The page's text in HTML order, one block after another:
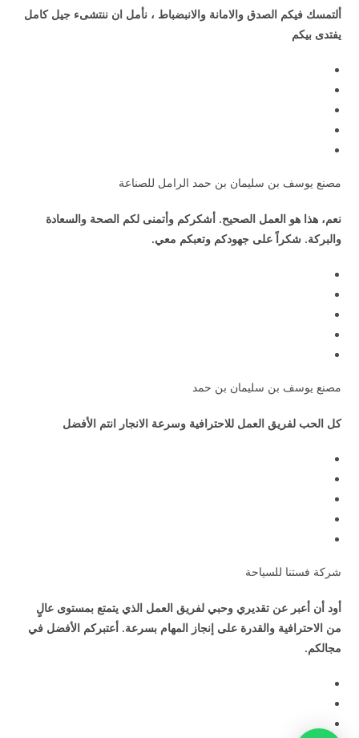
ألتمسك فيكم الصدق والامانة والانبضباط ، نأمل ان ننتشىء جيل كامل
يفتدى بيكم
مصنع يوسف بن سليمان بن حمد الرامل للصناعة
نعم، هذا هو العمل الصحيح. أشكركم وأتمنى لكم الصحة والسعادة
والبركة. شكراً على جهودكم وتعبكم معي.
مصنع يوسف بن سليمان بن حمد
كل الحب لفريق العمل للاحترافية وسرعة الانجار انتم الأفضل
شركة فستنا للسياحة
أود أن أعبر عن تقديري وحبي لفريق العمل الذي يتمتع بمستوى عالٍ
من الاحترافية والقدرة على إنجاز المهام بسرعة. أعتبركم الأفضل في
مجالكم.